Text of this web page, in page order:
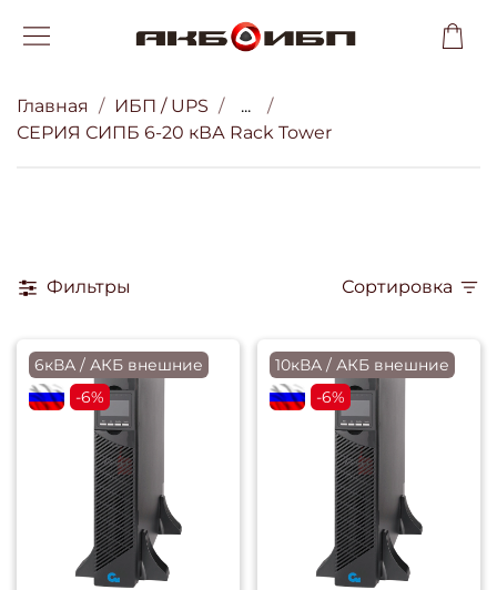
Главная ИБП / UPS
...
СЕРИЯ СИПБ 6-20 кВА Rack Tower
Фильтры Сортировка
6кВА / АКБ внешние
flagRU-6%
10кВА / АКБ внешние
flagRU-6%